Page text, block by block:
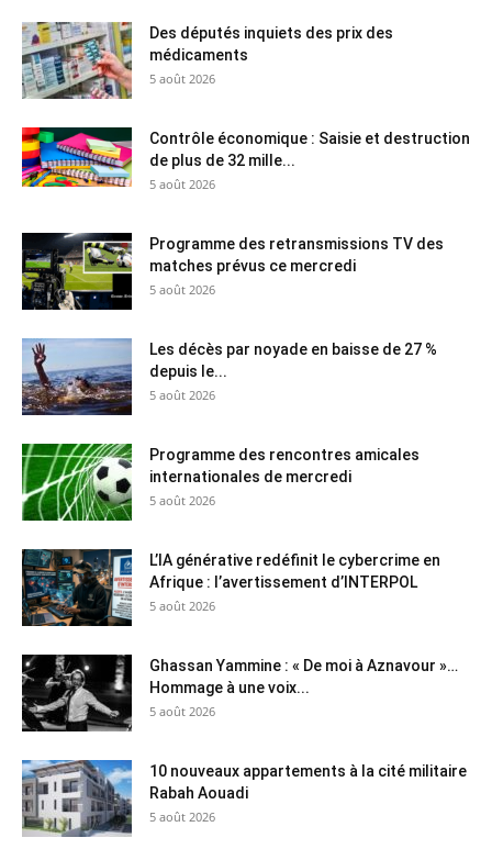
Des députés inquiets des prix des
médicaments
5 août 2026
Contrôle économique : Saisie et destruction
de plus de 32 mille...
5 août 2026
Programme des retransmissions TV des
matches prévus ce mercredi
5 août 2026
Les décès par noyade en baisse de 27 %
depuis le...
5 août 2026
Programme des rencontres amicales
internationales de mercredi
5 août 2026
L’IA générative redéfinit le cybercrime en
Afrique : l’avertissement d’INTERPOL
5 août 2026
Ghassan Yammine : « De moi à Aznavour »…
Hommage à une voix...
5 août 2026
10 nouveaux appartements à la cité militaire
Rabah Aouadi
5 août 2026